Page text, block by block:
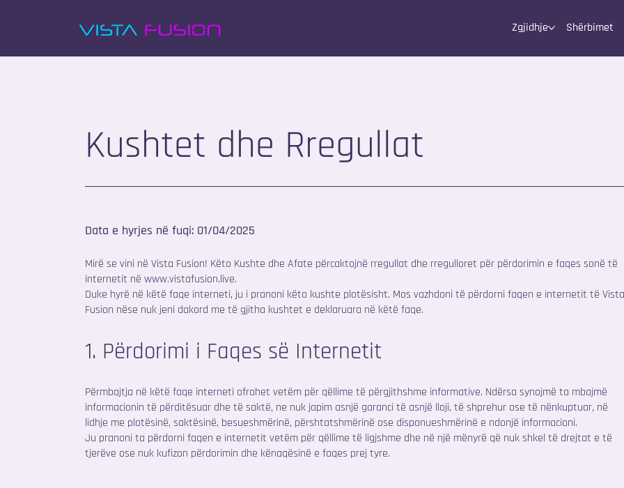
Zgjidhje Shërbimet
Kushtet dhe Rregullat
Data e hyrjes në fuqi: 01/04/2025
Mirë se vini në Vista Fusion! Këto Kushte dhe Afate përcaktojnë rregullat dhe rregulloret për përdorimin e faqes sonë të
internetit nëwww.vistafusion.live.
Duke hyrë në këtë faqe interneti, ju i pranoni këto kushte plotësisht. Mos vazhdoni të përdorni faqen e internetit të
Fusion nëse nuk jeni dakord me të gjitha kushtet e deklaruara në këtë faqe.
1. Përdorimi i Faqes së Internetit
Përmbajtja në këtë faqe interneti ofrohet vetëm për qëllime të përgjithshme informative. Ndërsa synojmë ta mbajmë
informacionin të përditësuar dhe të saktë, ne nuk japim asnjë garanci të asnjë lloji, të shprehur ose të nënkuptuar, në
lidhje me plotësinë, saktësinë, besueshmërinë, përshtatshmërinë ose disponueshmërinë e ndonjë informacioni.
Ju pranoni ta përdorni faqen e internetit vetëm për qëllime të ligjshme dhe në një mënyrë që nuk shkel të drejtat e të
tjerëve ose nuk kufizon përdorimin dhe kënaqësinë e faqes prej tyre.